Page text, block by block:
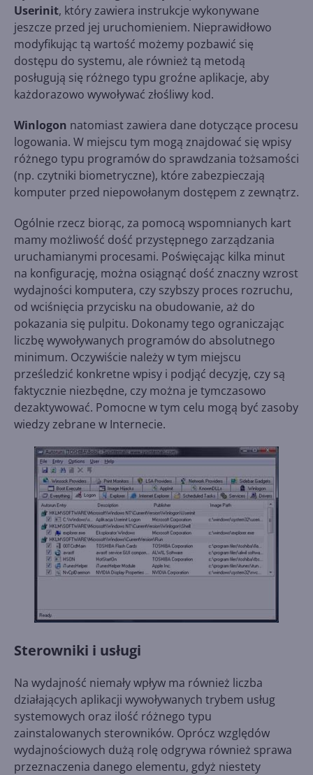
Userinit, który zawiera instrukcje wykonywane
jeszcze przed jej uruchomieniem. Nieprawidłowo
modyfikując tą wartość możemy pozbawić się
dostępu do systemu, ale również tą metodą
posługują się różnego typu groźne aplikacje, aby
każdorazowo wywoływać złośliwy kod.
Winlogon natomiast zawiera dane dotyczące procesu
logowania. W miejscu tym mogą znajdować się wpisy
różnego typu programów do sprawdzania tożsamości
(np. czytniki biometryczne), które zabezpieczają
komputer przed niepowołanym dostępem z zewnątrz.
Ogólnie rzecz biorąc, za pomocą wspomnianych kart
mamy możliwość dość przystępnego zarządzania
uruchamianymi procesami. Poświęcając kilka minut
na konfigurację, można osiągnąć dość znaczny wzrost
wydajności komputera, czy szybszy proces rozruchu,
od wciśnięcia przycisku na obudowanie, aż do
pokazania się pulpitu. Dokonamy tego ograniczając
liczbę wywoływanych programów do absolutnego
minimum. Oczywiście należy w tym miejscu
prześledzić konkretne wpisy i podjąć decyzję, czy są
faktycznie niezbędne, czy można je tymczasowo
dezaktywować. Pomocne w tym celu mogą być zasoby
wiedzy zebrane w Internecie.
Sterowniki i usługi
Na wydajność niemały wpływ ma również liczba
działających aplikacji wywoływanych trybem usług
systemowych oraz ilość różnego typu
zainstalowanych sterowników. Oprócz względów
wydajnościowych dużą rolę odgrywa również sprawa
przeznaczenia danego elementu, gdyż niestety